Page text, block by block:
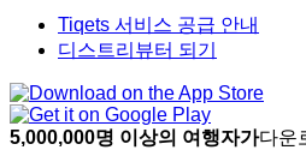
Tiqets 서비스 공급 안내
디스트리뷰터 되기
5,000,000명 이상의 여행자가다운